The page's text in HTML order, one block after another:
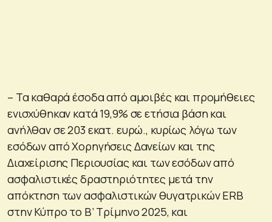
– Τα καθαρά έσοδα από αμοιβές και προμήθειες
ενισχύθηκαν κατά 19,9% σε ετήσια βάση και
ανήλθαν σε 203 εκατ. ευρώ., κυρίως λόγω των
εσόδων από Χορηγήσεις Δανείων και της
Διαχείρισης Περιουσίας και των εσόδων από
ασφαλιστικές δραστηριότητες μετά την
απόκτηση των ασφαλιστικών θυγατρικών ERB
στην Κύπρο το Β’ Τρίμηνο 2025, και